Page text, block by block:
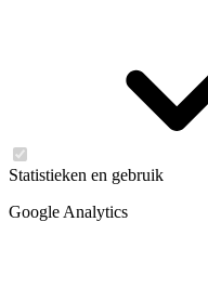
Statistieken en gebruik
Google Analytics